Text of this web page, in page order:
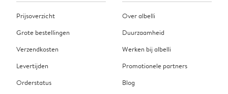
Prijsoverzicht
Grote bestellingen
Verzendkosten
Levertijden
Orderstatus
Over albelli
Duurzaamheid
Werken bij albelli
Promotionele partners
Blog